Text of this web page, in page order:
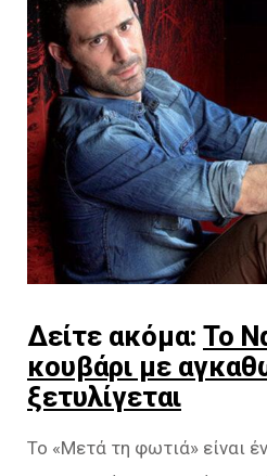
Δείτε ακόμα: To
κουβάρι με
ξετυλίγεται
Το «Μετά τη φωτιά» είναι